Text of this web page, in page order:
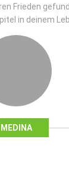
MEDINA
Frieden
in deinem